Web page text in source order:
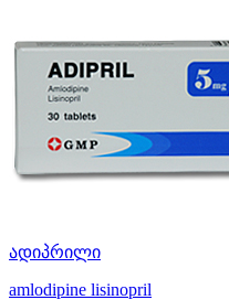
ადიპრილი
amlodipine lisinopril